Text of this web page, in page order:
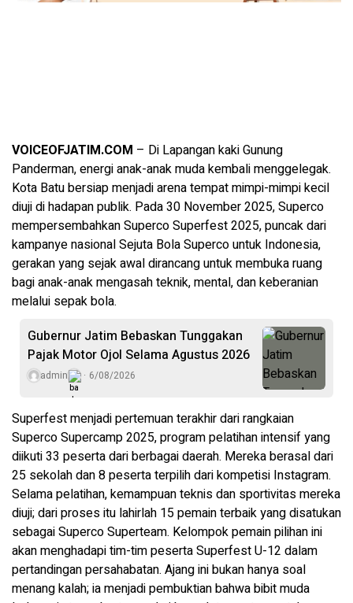
VOICEOFJATIM.COM – Di Lapangan kaki Gunung
Panderman, energi anak-anak muda kembali menggelegak.
Kota Batu bersiap menjadi arena tempat mimpi-mimpi kecil
diuji di hadapan publik. Pada 30 November 2025, Superco
mempersembahkan Superco Superfest 2025, puncak dari
kampanye nasional Sejuta Bola Superco untuk Indonesia,
gerakan yang sejak awal dirancang untuk membuka ruang
bagi anak-anak mengasah teknik, mental, dan keberanian
melalui sepak bola.
Gubernur Jatim Bebaskan Tunggakan
Pajak Motor Ojol Selama Agustus 2026
admin 6/08/2026
Superfest menjadi pertemuan terakhir dari rangkaian
Superco Supercamp 2025, program pelatihan intensif yang
diikuti 33 peserta dari berbagai daerah. Mereka berasal dari
25 sekolah dan 8 peserta terpilih dari kompetisi Instagram.
Selama pelatihan, kemampuan teknis dan sportivitas mereka
diuji; dari proses itu lahirlah 15 pemain terbaik yang disatukan
sebagai Superco Superteam. Kelompok pemain pilihan ini
akan menghadapi tim-tim peserta Superfest U-12 dalam
pertandingan persahabatan. Ajang ini bukan hanya soal
menang kalah; ia menjadi pembuktian bahwa bibit muda